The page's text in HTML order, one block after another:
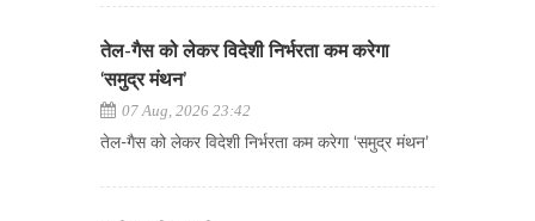
तेल-गैस को लेकर विदेशी निर्भरता कम करेगा
‘समुद्र मंथन’
07 Aug, 2026 23:42
तेल-गैस को लेकर विदेशी निर्भरता कम करेगा ‘समुद्र मंथन’